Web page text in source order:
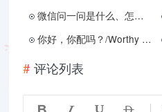
微信问一问是什么、怎么入驻、SEO引流怎么玩
你好，你配吗？/Worthy or Not
评论列表
  